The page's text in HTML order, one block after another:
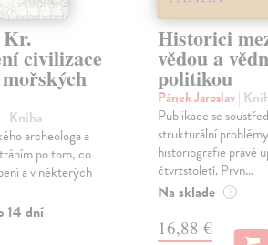
Kr.
civilizace
| Kniha
archeologa a
po tom, co
a v některých
14 dní
Historici
vědou a
politikou
Pánek Jaroslav|
Publikace se
strukturální problémy
historiografie právě
čtvrtstoletí. Prvn...
Na sklade ?
16,88 €